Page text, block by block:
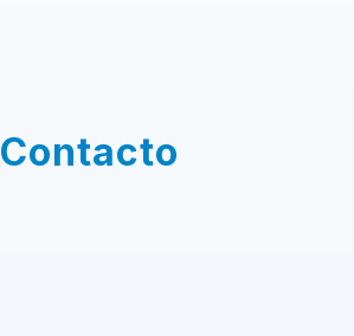
Contacto